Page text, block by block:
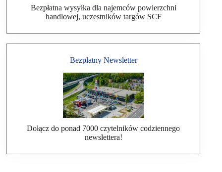
Bezpłatna wysyłka dla najemców powierzchni
handlowej, uczestników targów SCF
Bezpłatny Newsletter
Dołącz do ponad 7000 czytelników codziennego
newslettera!